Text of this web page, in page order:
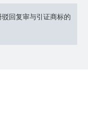
回复审与引证商标的